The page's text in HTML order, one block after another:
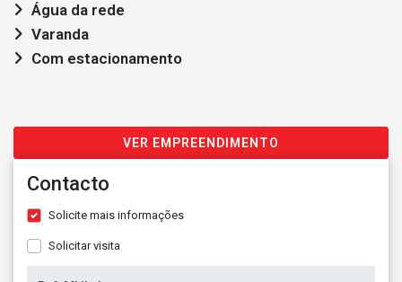
Água da rede
Varanda
Com estacionamento
VER EMPREENDIMENTO
Contacto
Solicite mais informações
Solicitar visita